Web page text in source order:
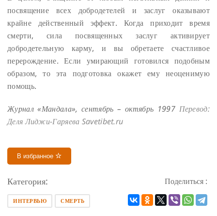
посвящение всех добродетелей и заслуг оказывают
крайне действенный эффект. Когда приходит время
смерти, сила посвященных заслуг активирует
добродетельную карму, и вы обретаете счастливое
перерождение. Если умирающий готовился подобным
образом, то эта подготовка окажет ему неоценимую
помощь.
Журнал «Мандала», сентябрь – октябрь 1997 Перевод:
Деля Лиджи-Гаряева Savetibet.ru
В избранное
Категория:
ИНТЕРВЬЮ СМЕРТЬ
Поделиться :